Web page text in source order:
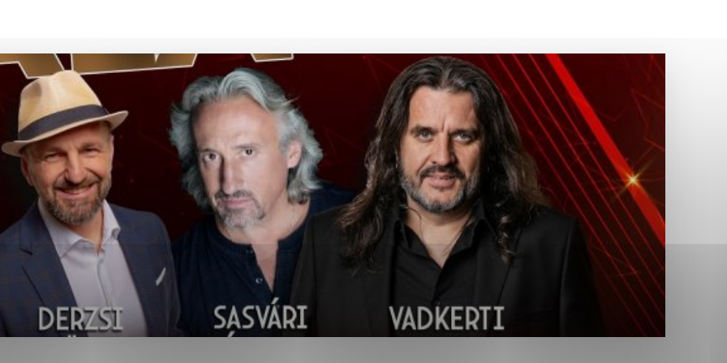
pre prevádzku nevyhnutné a pomáhajú urobiť webové stránky uplatniteľnými tým,
ako je navigácia na stránke a prístup k zabezpečeným oblastiam webovej
cookie nemôže web správne fungovať.
Analytické cookies
prevádzkovateľovi stránok pochopiť, ako návštevníci stránok stránku používajú,
a ponúknuť im lepšiu skúsenosť. Všetky dáta sa zbierajú anonymne a nie je
osobou.
Povoliť všetko Uložiť nastavenia Viac informácií